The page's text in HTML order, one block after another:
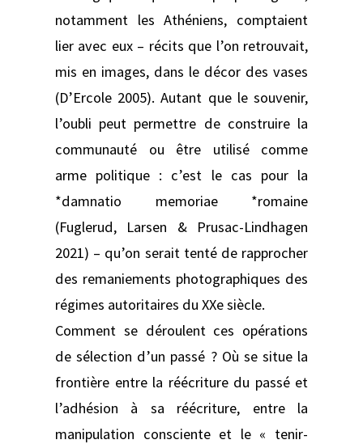
notamment les Athéniens, comptaient
lier avec eux – récits que l’on retrouvait,
mis en images, dans le décor des vases
(D’Ercole 2005). Autant que le souvenir,
l’oubli peut permettre de construire la
communauté ou être utilisé comme
arme politique : c’est le cas pour la
*damnatio memoriae *romaine
(Fuglerud, Larsen & Prusac-Lindhagen
2021) – qu’on serait tenté de rapprocher
des remaniements photographiques des
régimes autoritaires du XXe siècle.
Comment se déroulent ces opérations
de sélection d’un passé ? Où se situe la
frontière entre la réécriture du passé et
l’adhésion à sa réécriture, entre la
manipulation consciente et le « tenir-